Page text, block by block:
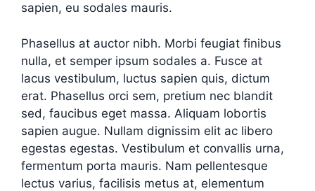
sapien, eu sodales mauris.
Phasellus at auctor nibh. Morbi feugiat finibus
nulla, et semper ipsum sodales a. Fusce at
lacus vestibulum, luctus sapien quis, dictum
erat. Phasellus orci sem, pretium nec blandit
sed, faucibus eget massa. Aliquam lobortis
sapien augue. Nullam dignissim elit ac libero
egestas egestas. Vestibulum et convallis urna,
fermentum porta mauris. Nam pellentesque
lectus varius, facilisis metus at, elementum